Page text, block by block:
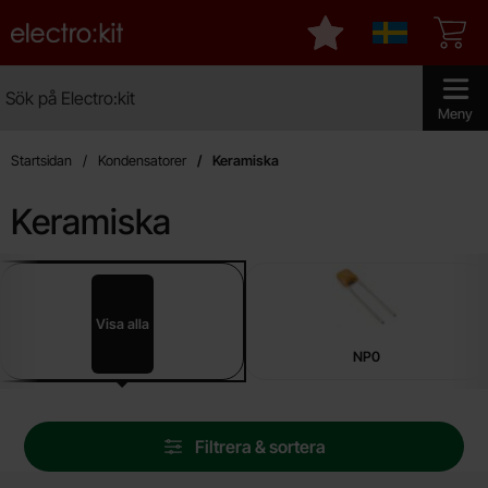
Meny
Startsidan för Electro:kit
Sverige
Mina favoriter
Startsidan Kondensatorer Keramiska
Keramiska
Hoppa
Underkategorier
Visa alla
Keramiska
NP0
Hoppa
över
filtersektionen
Filtrera & sortera